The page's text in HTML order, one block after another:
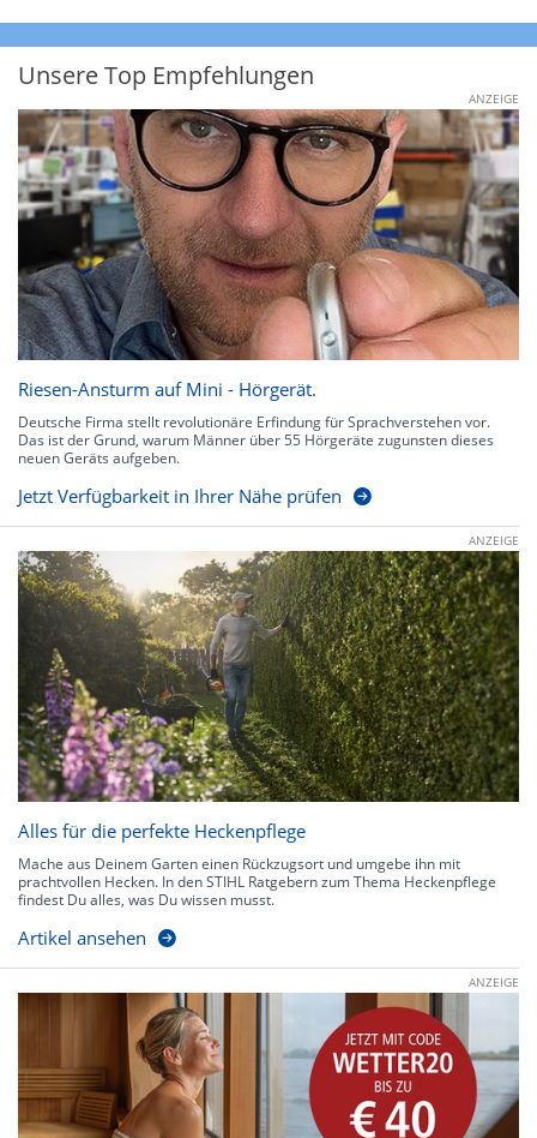
Unsere Top Empfehlungen
ANZEIGE
Riesen-Ansturm auf Mini - Hörgerät.
Deutsche Firma stellt revolutionäre Erfindung für Sprachverstehen vor.
Das ist der Grund, warum Männer über 55 Hörgeräte zugunsten dieses
neuen Geräts aufgeben.
Jetzt Verfügbarkeit in Ihrer Nähe prüfen
ANZEIGE
Alles für die perfekte Heckenpflege
Mache aus Deinem Garten einen Rückzugsort und umgebe ihn mit
prachtvollen Hecken. In den STIHL Ratgebern zum Thema Heckenpflege
findest Du alles, was Du wissen musst.
Artikel ansehen
ANZEIGE